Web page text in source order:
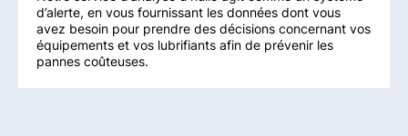
d’alerte, en vous fournissant les données dont vous
avez besoin pour prendre des décisions concernant vos
équipements et vos lubrifiants afin de prévenir les
pannes coûteuses.